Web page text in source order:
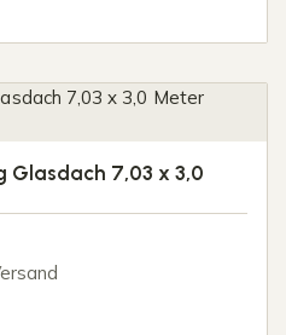
Glasdach 7,03 x 3,0